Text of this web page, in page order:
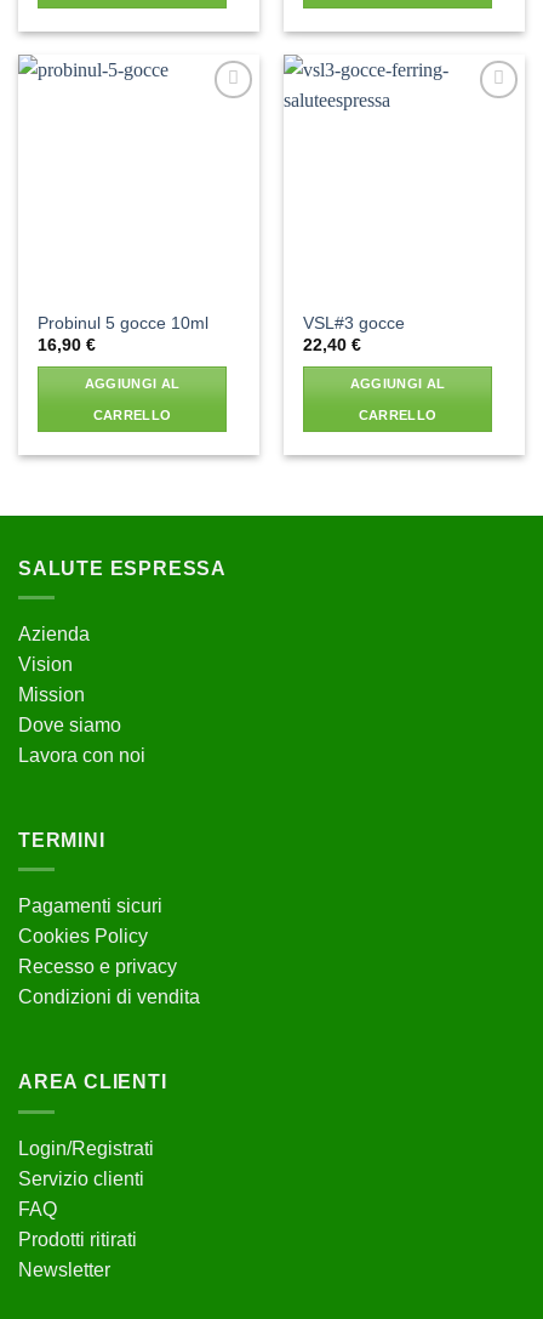
Probinul 5 gocce 10ml
16,90€
AGGIUNGI AL
CARRELLO
VSL#3 gocce
22,40€
AGGIUNGI AL
CARRELLO
SALUTE ESPRESSA
Azienda
Vision
Mission
Dove siamo
Lavora con noi
TERMINI
Pagamenti sicuri
Cookies Policy
Recesso e privacy
Condizioni di vendita
AREA CLIENTI
Login/Registrati
Servizio clienti
FAQ
Prodotti ritirati
Newsletter